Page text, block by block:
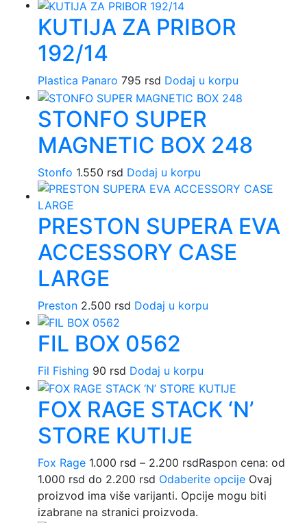
KUTIJA ZA PRIBOR
192/14
Plastica Panaro 795 rsd Dodaj u korpu
STONFO SUPER
MAGNETIC BOX 248
Stonfo 1.550 rsd Dodaj u korpu
PRESTON SUPERA EVA
ACCESSORY CASE
LARGE
Preston 2.500 rsd Dodaj u korpu
FIL BOX 0562
Fil Fishing 90 rsd Dodaj u korpu
FOX RAGE STACK ‘N’
STORE KUTIJE
Fox Rage 1.000 rsd – 2.200 rsdRaspon cena: od
1.000 rsd do 2.200 rsd Odaberite opcije Ovaj
proizvod ima više varijanti. Opcije mogu biti
izabrane na stranici proizvoda.